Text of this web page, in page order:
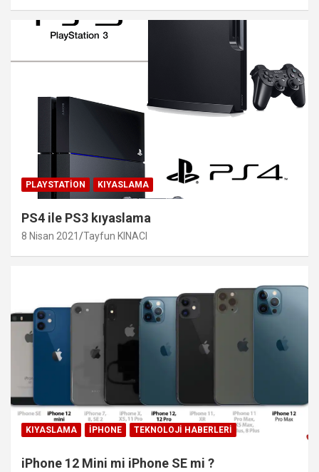
PLAYSTATION KIYASLAMA
PS4 ile PS3 kıyaslama
8 Nisan 2021 Tayfun KINACI
KIYASLAMA IPHONE TEKNOLOJI HABERLERI
iPhone 12 Mini mi iPhone SE mi ?